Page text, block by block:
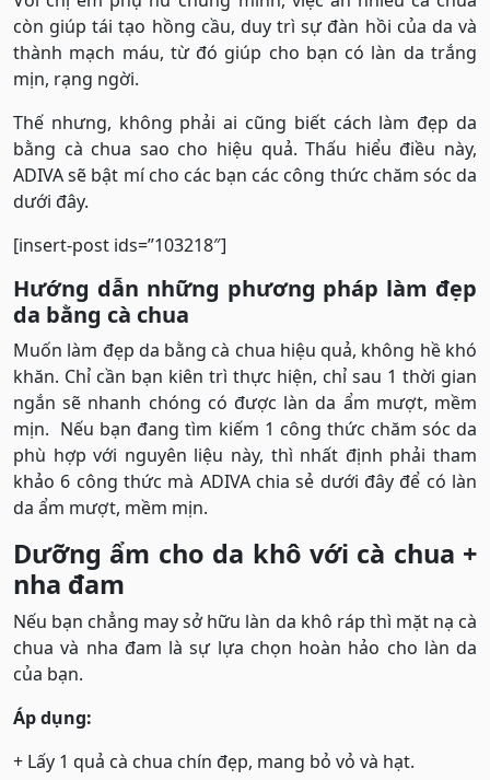
còn giúp tái tạo hồng cầu, duy trì sự đàn hồi của da và
thành mạch máu, từ đó giúp cho bạn có làn da trắng
mịn, rạng ngời.
Thế nhưng, không phải ai cũng biết cách làm đẹp da
bằng cà chua sao cho hiệu quả. Thấu hiểu điều này,
ADIVA sẽ bật mí cho các bạn các công thức chăm sóc da
dưới đây.
[insert-post ids=”103218″]
Hướng dẫn những phương pháp làm đẹp
da bằng cà chua
Muốn làm đẹp da bằng cà chua hiệu quả, không hề khó
khăn. Chỉ cần bạn kiên trì thực hiện, chỉ sau 1 thời gian
ngắn sẽ nhanh chóng có được làn da ẩm mượt, mềm
mịn. Nếu bạn đang tìm kiếm 1 công thức chăm sóc da
phù hợp với nguyên liệu này, thì nhất định phải tham
khảo 6 công thức mà ADIVA chia sẻ dưới đây để có làn
da ẩm mượt, mềm mịn.
Dưỡng ẩm cho da khô với cà chua +
nha đam
Nếu bạn chẳng may sở hữu làn da khô ráp thì mặt nạ cà
chua và nha đam là sự lựa chọn hoàn hảo cho làn da
của bạn.
Áp dụng:
+ Lấy 1 quả cà chua chín đẹp, mang bỏ vỏ và hạt.